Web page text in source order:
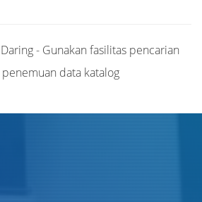
- Gunakan fasilitas pencarian
data katalog